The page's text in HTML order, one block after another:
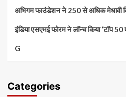
अभिगम फाउंडेशन ने 250 से अधिक मेधावी
इंडिया एसएमई फोरम ने लॉन्च किया ‘टॉप
G
Categories